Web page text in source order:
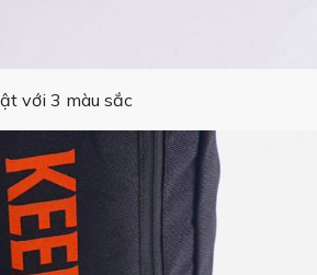
với 3 màu sắc